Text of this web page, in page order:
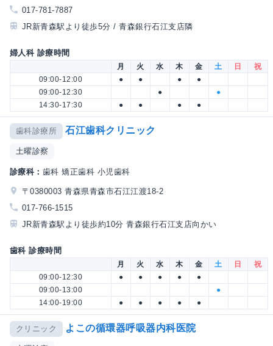
017-781-7887
JR新青森駅より徒歩5分 / 青森銀行石江支店隣
婦人科 診療時間
月 火 水 木 金 土 日
祝
09:00-12:00
● ● ●
●
09:00-12:30
●
●
14:30-17:30
● ● ● ●
歯科診療所 石江歯科クリニック
土曜診察
診療科： 歯科 矯正歯科 小児歯科
〒0380003 青森県青森市石江江渡18-2
017-766-1515
JR新青森駅より徒歩約10分 青森銀行石江支店向かい
歯科 診療時間
月 火 水 木 金 土 日
祝
09:00-12:30
● ● ● ●
●
09:00-13:00
●
14:00-19:00
● ● ● ● ●
クリニック よこの循環器呼吸器内科医院